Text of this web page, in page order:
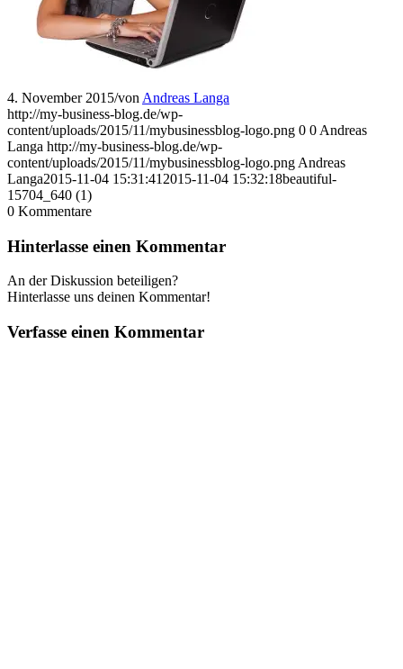
4. November 2015/von Andreas Langa
http://my-business-blog.de/wp-
content/uploads/2015/11/mybusinessblog-logo.png 0 0 Andreas
Langa http://my-business-blog.de/wp-
content/uploads/2015/11/mybusinessblog-logo.png Andreas
Langa2015-11-04 15:31:41 2015-11-04 15:32:18beautiful-
15704_640 (1)
0 Kommentare
Hinterlasse einen Kommentar
An der Diskussion beteiligen?
Hinterlasse uns deinen Kommentar!
Verfasse einen Kommentar